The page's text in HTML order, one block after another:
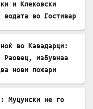
и Клековски
водата во Гостивар
во Кавадарци:
Раовец, избувнаа
нови пожари
Муцунски не го